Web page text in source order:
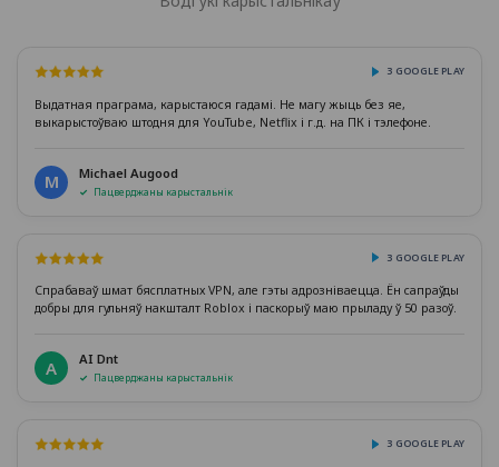
З GOOGLE PLAY
Выдатная праграма, карыстаюся гадамі. Не магу жыць без яе,
выкарыстоўваю штодня для YouTube, Netflix і г.д. на ПК і тэлефоне.
M Michael Augood
Пацверджаны карыстальнік
З GOOGLE PLAY
Спрабаваў шмат бясплатных VPN, але гэты адрозніваецца. Ён сапраўды
добры для гульняў накшталт Roblox і паскорыў маю прыладу ў 50 разоў.
A AI Dnt
Пацверджаны карыстальнік
З GOOGLE PLAY